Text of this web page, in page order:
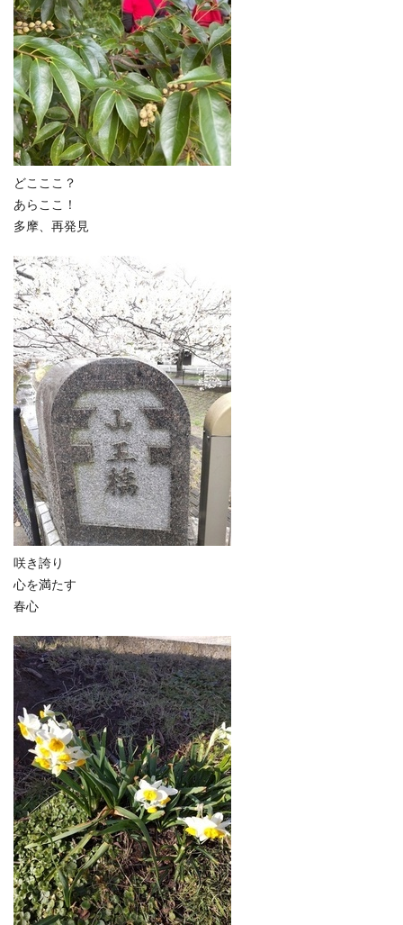
どこここ？
あらここ！
多摩、再発見
咲き誇り
心を満たす
春心